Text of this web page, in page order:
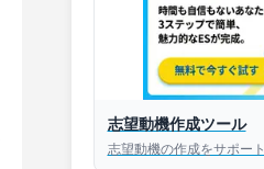
志望動機作成ツール
志望動機の作成をサポート